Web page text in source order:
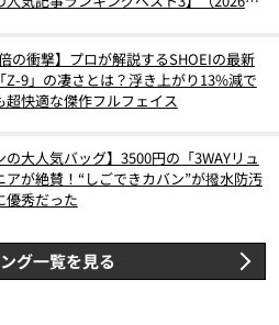
の衝撃】プロが解説するSHOEIの最新
Z-9」の凄さとは？浮き上がり13%減で
超快適な傑作フルフェイス
の大人気バッグ】3500円の「3WAYリュ
アが絶賛！“しごできカバン”が撥水防汚
優秀だった
グ一覧を見る